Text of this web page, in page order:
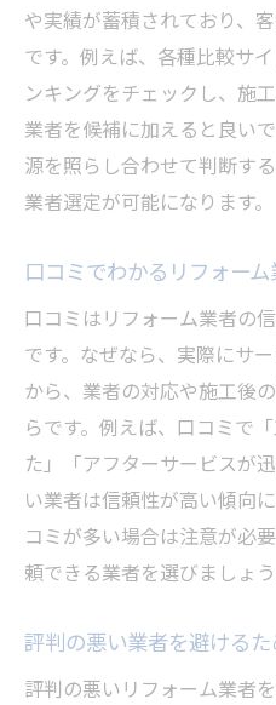
や実績が蓄積されており、
です。例えば、各種比較サ
ンキングをチェックし、施
業者を候補に加えると良い
源を照らし合わせて判断す
業者選定が可能になります。
口コミでわかるリフォー
口コミはリフォーム業者の
です。なぜなら、実際にサ
から、業者の対応や施工後
らです。例えば、口コミで
た」「アフターサービスが
い業者は信頼性が高い傾向
コミが多い場合は注意が必
頼できる業者を選びましょう
評判の悪い業者を避ける
評判の悪いリフォーム業者